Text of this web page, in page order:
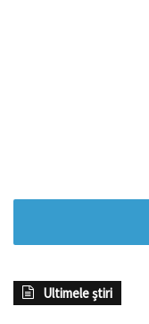
Ultimele știri